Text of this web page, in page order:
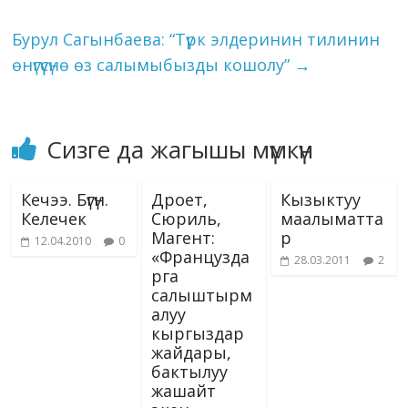
ni
k
Бурул Сагынбаева: “Түрк элдеринин тилинин
өнүгүүсүнө өз салымыбызды кошолу” →
Сизге да жагышы мүмкүн
Кечээ. Бүгүн.
Келечек
12.04.2010 0
Дроет,
Сюриль,
Магент:
«Французда
рга
салыштырм
алуу
кыргыздар
жайдары,
бактылуу
жашайт
Кызыктуу
маалыматта
р
28.03.2011 2